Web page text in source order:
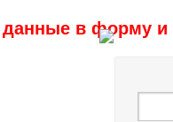
в форму и